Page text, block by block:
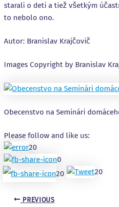
starali o deti a tiež všetkým
to nebolo ono.
Autor: Branislav Krajčovič
Images Copyright by Branislav
Obecenstvo na Seminári
Please follow and like us:
20
0
20
20
PREVIOUS